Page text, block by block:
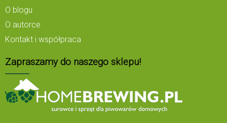
O blogu
O autorce
Kontakt i współpraca
Zapraszamy do naszego sklepu!